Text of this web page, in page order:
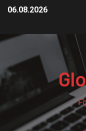
06.08.2026